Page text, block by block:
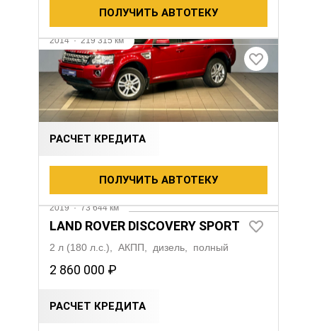
ПОЛУЧИТЬ АВТОТЕКУ
2014·219 315 км
LAND ROVER FREELANDER
2.2 л (150 л.с.), АКПП, дизель, полный
1 657 000 ₽
РАСЧЕТ КРЕДИТА
ПОЛУЧИТЬ АВТОТЕКУ
2019·73 644 км
LAND ROVER DISCOVERY SPORT
2 л (180 л.с.), АКПП, дизель, полный
2 860 000 ₽
РАСЧЕТ КРЕДИТА